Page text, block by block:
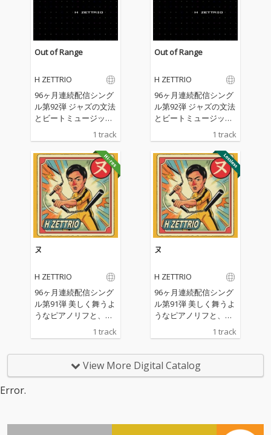
Out of Range
H ZETTRIO
96ヶ月連続配信シング
ル第92弾 ジャズの文法
とビートミュージック
的な一曲 目まぐるしく
展開を繰り返しなが
ら、楽曲は既存の枠組
みから逸脱し、予測不
能な領域へと広がって
いく。
1 track
Out of Range
H ZETTRIO
96ヶ月連続配信シング
ル第92弾 ジャズの文法
とビートミュージック
の感覚が交錯する実験
的な一曲 目まぐるしく
展開を繰り返しなが
ら、楽曲は既存の枠組
みから逸脱し、予測不
能な領域へと広がって
いく。
1 track
ヌ
H ZETTRIO
96ヶ月連続配信シング
ル第91弾 美しく舞うよ
うなピアノリフと、土
リズム、そして軽やか
なすアンサンブルは、
ポジティブなエネルギ
1 track
ヌ
H ZETTRIO
96ヶ月連続配信シング
ル第91弾 美しく舞うよ
うなピアノリフと、土
着的な躍動感を宿した
リズム、そして軽やか
なすアンサンブルは、
ポジティブなエネルギ
1 track
View More Digital Catalog
Error.